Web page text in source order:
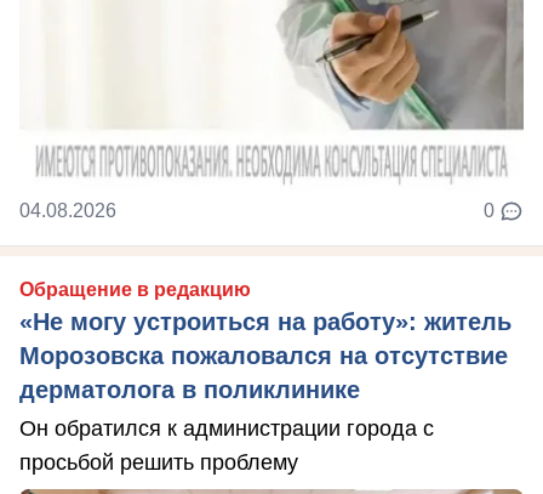
04.08.2026 0
Обращение в редакцию
«Не могу устроиться на работу»: житель
Морозовска пожаловался на отсутствие
дерматолога в поликлинике
Он обратился к администрации города с
просьбой решить проблему